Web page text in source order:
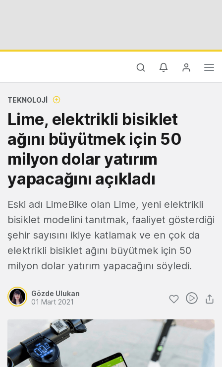
TEKNOLOJI
Lime, elektrikli bisiklet
ağını büyütmek için 50
milyon dolar yatırım
yapacağını açıkladı
Eski adı LimeBike olan Lime, yeni elektrikli
bisiklet modelini tanıtmak, faaliyet gösterdiği
şehir sayısını ikiye katlamak ve en çok da
elektrikli bisiklet ağını büyütmek için 50
milyon dolar yatırım yapacağını söyledi.
Gözde Ulukan
01 Mart 2021